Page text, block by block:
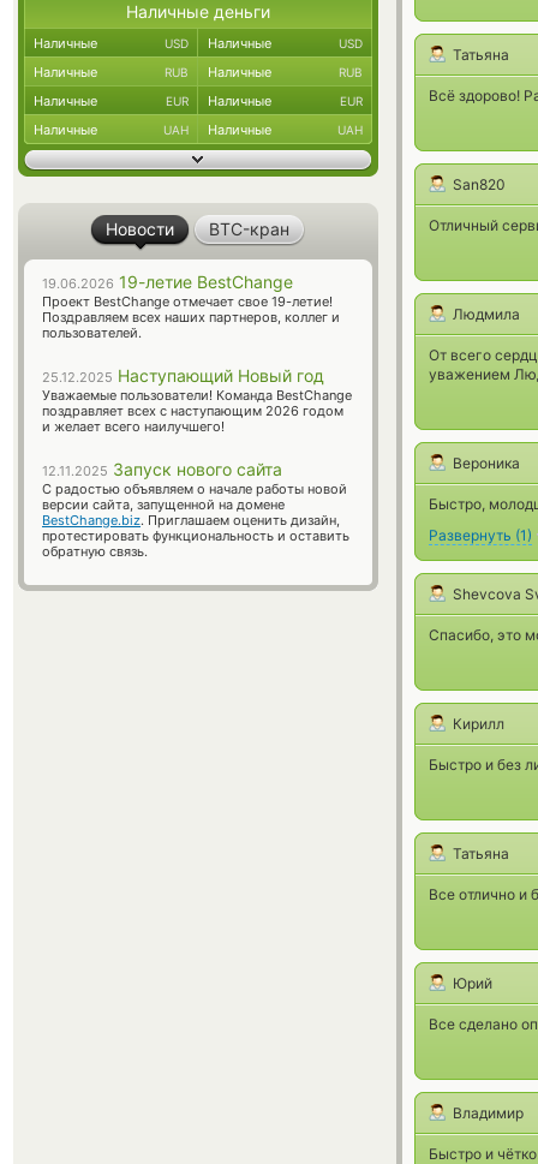
Татьяна
Всё здорово!
San820
Отличный
Людмила
От всего
уважением
Вероника
Быстро,
Развернуть (1)
Shevcova
Спасибо, это
Кирилл
Быстро и без
Татьяна
Все отлично и
Юрий
Все сделано
Владимир
Быстро и
Наличные деньги
Наличные USD Наличные USD
Наличные RUB Наличные RUB
Наличные EUR Наличные EUR
Наличные UAH Наличные UAH
Новости BTC-кран
19.06.2026 19-летие BestChange
Проект BestChange отмечает свое 19-летие!
Поздравляем всех наших партнеров, коллег и
пользователей.
25.12.2025 Наступающий Новый год
Уважаемые пользователи! Команда BestChange
поздравляет всех с наступающим 2026 годом
и желает всего наилучшего!
12.11.2025 Запуск нового сайта
С радостью объявляем о начале работы новой
версии сайта, запущенной на домене
BestChange.biz. Приглашаем оценить дизайн,
протестировать функциональность и оставить
обратную связь.